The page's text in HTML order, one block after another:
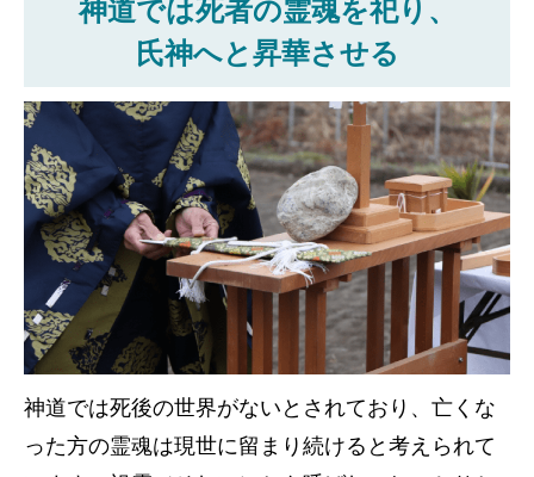
神道では死者の霊魂を祀り、
氏神へと昇華させる
神道では死後の世界がないとされており、亡くな
った方の霊魂は現世に留まり続けると考えられて